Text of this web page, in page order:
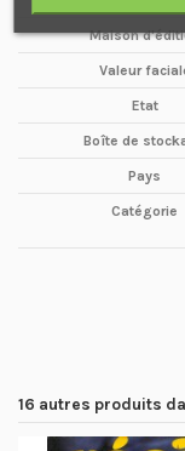
Maison
Valeur
Etat
Boîte de
Pays
Catégorie
16 autres produits